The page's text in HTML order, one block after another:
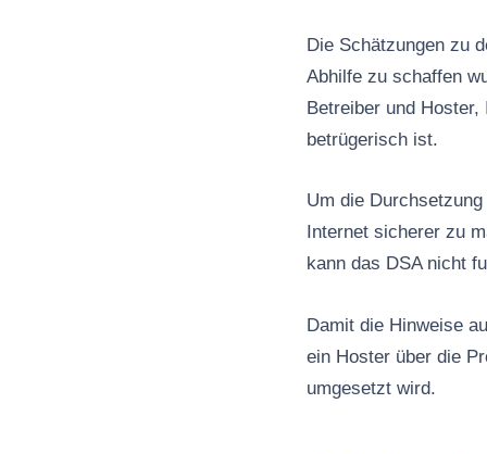
Die Schätzungen zu
Abhilfe zu schaffen
Betreiber und
betrügerisch ist.
Um die
Internet sicherer zu
kann das DSA nicht
Damit die Hinweise
ein Hoster über die
umgesetzt wird.